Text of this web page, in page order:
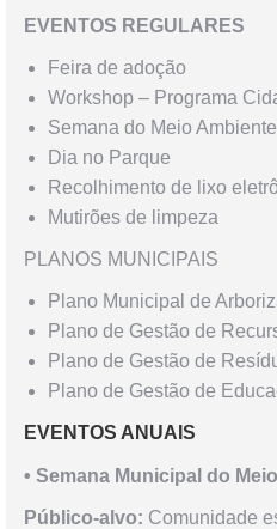
EVENTOS REGULARES
Feira de adoção
Workshop – Programa
Semana do Meio Ambiente
Dia no Parque
Recolhimento de lixo
Mutirões de limpeza
PLANOS MUNICIPAIS
Plano Municipal de
Plano de Gestão de
Plano de Gestão de
Plano de Gestão de
EVENTOS ANUAIS
• Semana Municipal do
Público-alvo: Comunidade